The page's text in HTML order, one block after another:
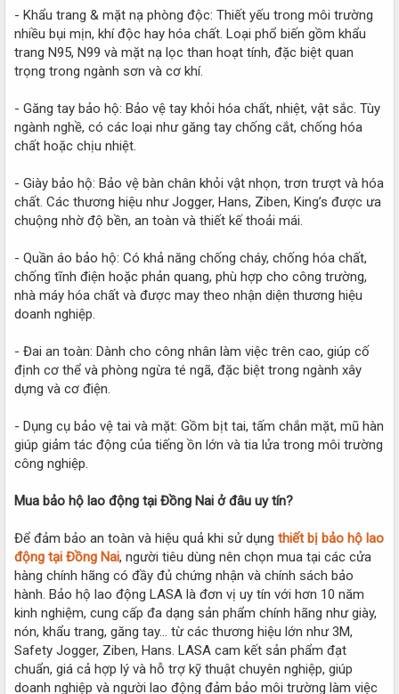
- Khẩu trang & mặt nạ phòng độc: Thiết yếu trong môi trường
nhiều bụi mịn, khí độc hay hóa chất. Loại phổ biến gồm khẩu
trang N95, N99 và mặt nạ lọc than hoạt tính, đặc biệt quan
trọng trong ngành sơn và cơ khí.
- Găng tay bảo hộ: Bảo vệ tay khỏi hóa chất, nhiệt, vật sắc. Tùy
ngành nghề, có các loại như găng tay chống cắt, chống hóa
chất hoặc chịu nhiệt.
- Giày bảo hộ: Bảo vệ bàn chân khỏi vật nhọn, trơn trượt và hóa
chất. Các thương hiệu như Jogger, Hans, Ziben, King’s được ưa
chuộng nhờ độ bền, an toàn và thiết kế thoải mái.
- Quần áo bảo hộ: Có khả năng chống cháy, chống hóa chất,
chống tĩnh điện hoặc phản quang, phù hợp cho công trường,
nhà máy hóa chất và được may theo nhận diện thương hiệu
doanh nghiệp.
- Đai an toàn: Dành cho công nhân làm việc trên cao, giúp cố
định cơ thể và phòng ngừa té ngã, đặc biệt trong ngành xây
dựng và cơ điện.
- Dụng cụ bảo vệ tai và mặt: Gồm bịt tai, tấm chắn mặt, mũ hàn
giúp giảm tác động của tiếng ồn lớn và tia lửa trong môi trường
công nghiệp.
Mua bảo hộ lao động tại Đồng Nai ở đâu uy tín?
Để đảm bảo an toàn và hiệu quả khi sử dụng thiết bị bảo hộ lao
động tại Đồng Nai, người tiêu dùng nên chọn mua tại các cửa
hàng chính hãng có đầy đủ chứng nhận và chính sách bảo
hành. Bảo hộ lao động LASA là đơn vị uy tín với hơn 10 năm
kinh nghiệm, cung cấp đa dạng sản phẩm chính hãng như giày,
nón, khẩu trang, găng tay… từ các thương hiệu lớn như 3M,
Safety Jogger, Ziben, Hans. LASA cam kết sản phẩm đạt
chuẩn, giá cả hợp lý và hỗ trợ kỹ thuật chuyên nghiệp, giúp
doanh nghiệp và người lao động đảm bảo môi trường làm việc